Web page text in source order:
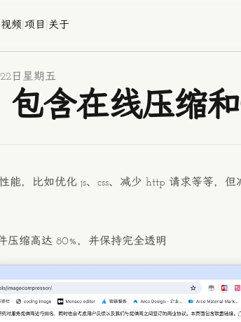
视频 项目 关于
日星期五
含在线压缩
能，比如优化 js、css、减少 http 请求等等，
压缩高达 80%，并保持完全透明